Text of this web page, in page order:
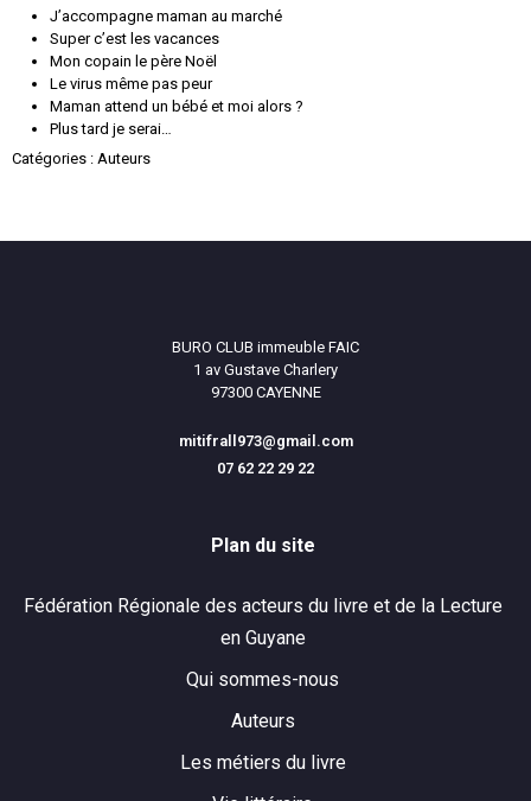
J’accompagne maman au marché
Super c’est les vacances
Mon copain le père Noël
Le virus même pas peur
Maman attend un bébé et moi alors ?
Plus tard je serai…
Catégories : Auteurs
BURO CLUB immeuble FAIC
1 av Gustave Charlery
97300 CAYENNE
mitifrall973@gmail.com
07 62 22 29 22
Plan du site
Fédération Régionale des acteurs du livre et de la Lecture
en Guyane
Qui sommes-nous
Auteurs
Les métiers du livre